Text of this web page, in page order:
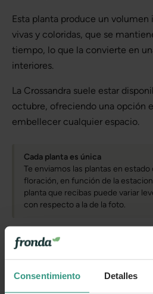
Consentimiento Detalles
Esta planta produce un
vivas y coloridas, que se
tiempo, lo que la convierte en
interiores.
La Crossandra suele estar
octubre, ofreciendo una opción
embellecer cualquier espacio.
Cada planta es única
Te enviamos las plantas en
floración, en función de la
planta que recibas puede variar
con respecto a la de la foto.